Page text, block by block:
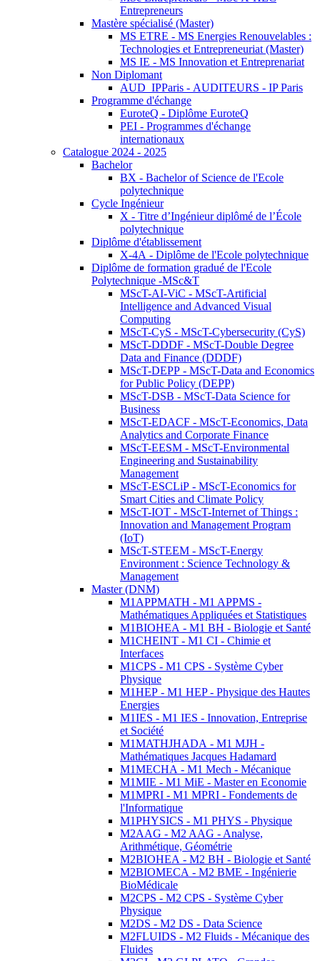
Entrepreneurs
Mastère spécialisé (Master)
MS ETRE - MS Energies Renouvelables :
Technologies et Entrepreneuriat (Master)
MS IE - MS Innovation et Entreprenariat
Non Diplomant
AUD_IPParis - AUDITEURS - IP Paris
Programme d'échange
EuroteQ - Diplôme EuroteQ
PEI - Programmes d'échange
internationaux
Catalogue 2024 - 2025
Bachelor
BX - Bachelor of Science de l'Ecole
polytechnique
Cycle Ingénieur
X - Titre d’Ingénieur diplômé de l’École
polytechnique
Diplôme d'établissement
X-4A - Diplôme de l'Ecole polytechnique
Diplôme de formation gradué de l'Ecole
Polytechnique -MSc&T
MScT-AI-ViC - MScT-Artificial
Intelligence and Advanced Visual
Computing
MScT-CyS - MScT-Cybersecurity (CyS)
MScT-DDDF - MScT-Double Degree
Data and Finance (DDDF)
MScT-DEPP - MScT-Data and Economics
for Public Policy (DEPP)
MScT-DSB - MScT-Data Science for
Business
MScT-EDACF - MScT-Economics, Data
Analytics and Corporate Finance
MScT-EESM - MScT-Environmental
Engineering and Sustainability
Management
MScT-ESCLiP - MScT-Economics for
Smart Cities and Climate Policy
MScT-IOT - MScT-Internet of Things :
Innovation and Management Program
(IoT)
MScT-STEEM - MScT-Energy
Environment : Science Technology &
Management
Master (DNM)
M1APPMATH - M1 APPMS -
Mathématiques Appliquées et Statistiques
M1BIOHEA - M1 BH - Biologie et Santé
M1CHEINT - M1 CI - Chimie et
Interfaces
M1CPS - M1 CPS - Système Cyber
Physique
M1HEP - M1 HEP - Physique des Hautes
Energies
M1IES - M1 IES - Innovation, Entreprise
et Société
M1MATHJHADA - M1 MJH -
Mathématiques Jacques Hadamard
M1MECHA - M1 Mech - Mécanique
M1MIE - M1 MiE - Master en Economie
M1MPRI - M1 MPRI - Fondements de
l'Informatique
M1PHYSICS - M1 PHYS - Physique
M2AAG - M2 AAG - Analyse,
Arithmétique, Géométrie
M2BIOHEA - M2 BH - Biologie et Santé
M2BIOMECA - M2 BME - Ingénierie
BioMédicale
M2CPS - M2 CPS - Système Cyber
Physique
M2DS - M2 DS - Data Science
M2FLUIDS - M2 Fluids - Mécanique des
Fluides